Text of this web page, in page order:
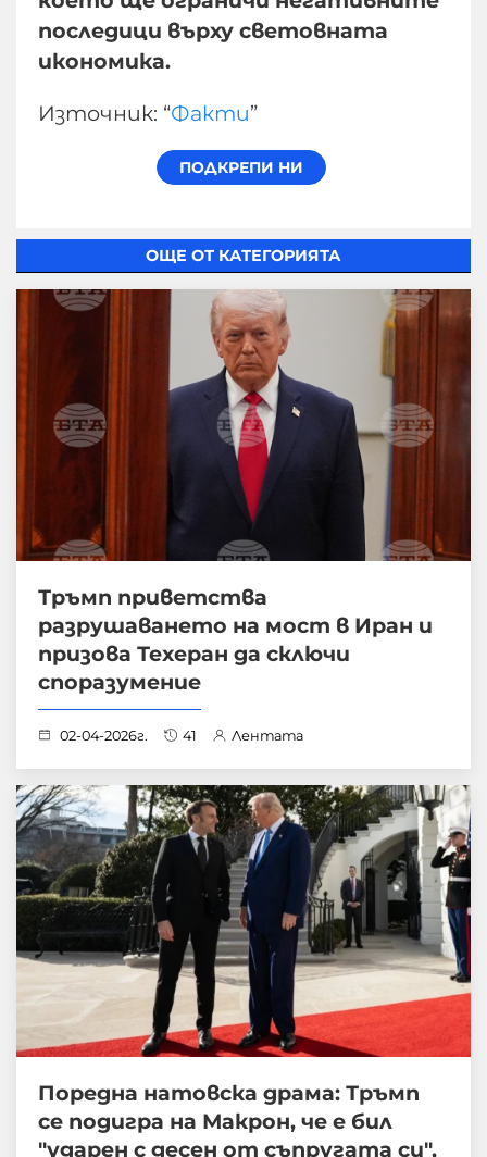
последици върху световната
икономика.
Източник: “Факти”
ОЩЕ ОТ КАТЕГОРИЯТА
Тръмп приветства
разрушаването на мост в Иран и
призова Техеран да сключи
споразумение
02-04-2026г. 41 Лентата
Поредна натовска драма: Тръмп
се подигра на Макрон, че е бил
"ударен с десен от съпругата си",